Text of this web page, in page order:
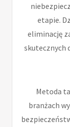
etapie.
eliminację
skutecznych
Metoda
branżach